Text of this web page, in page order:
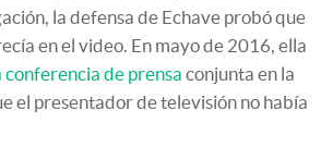
la defensa de Echave probó que
en el video. En mayo de 2016, ella
conferencia de prensa conjunta en la
el presentador de televisión no había